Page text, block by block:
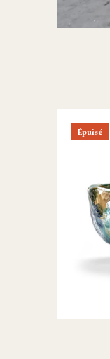
Épuisé